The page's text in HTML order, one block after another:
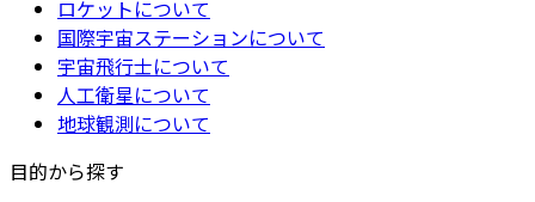
ロケットについて
国際宇宙ステーションについて
宇宙飛行士について
人工衛星について
地球観測について
目的から探す